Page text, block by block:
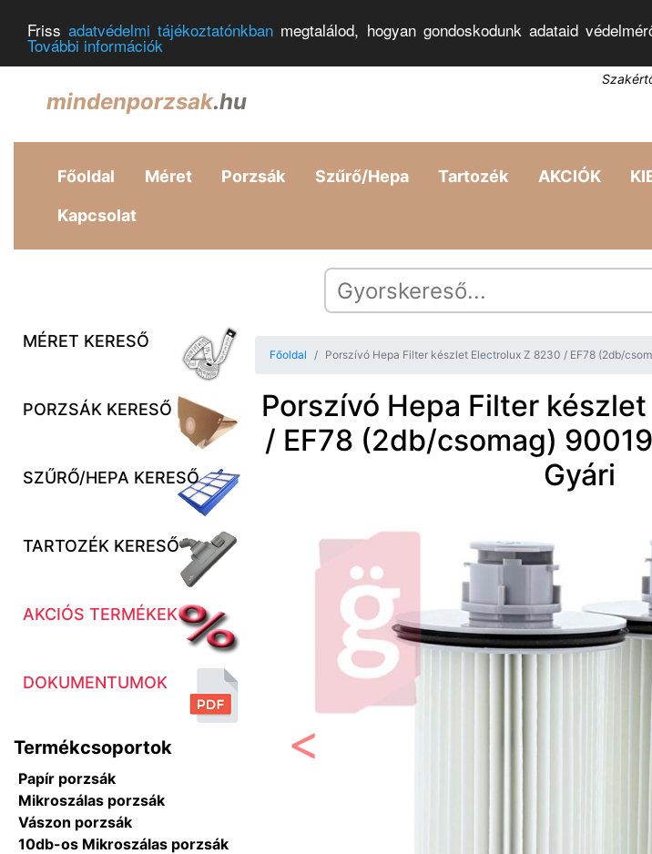
Frissadatvédelmi tájékoztatónkban megtalálod, hogyan gondoskodunk adataid
További információk
mindenporzsak.hu
Főoldal Méret Porzsák Szűrő/Hepa Tartozék AKCIÓK
Kapcsolat
MÉRET KERESŐ
PORZSÁK KERESŐ
SZŰRŐ/HEPA KERESŐ
TARTOZÉK KERESŐ
AKCIÓS TERMÉKEK
DOKUMENTUMOK
Termékcsoportok
Papír porzsák
Mikroszálas porzsák
Vászon porzsák
10db-os Mikroszálas porzsák
Főoldal Porszívó Hepa Filter készlet Electrolux Z 8230 / EF78 (2db/
Porszívó Hepa Filter
/ EF78 (2db/csomag)
Gyári
Előző